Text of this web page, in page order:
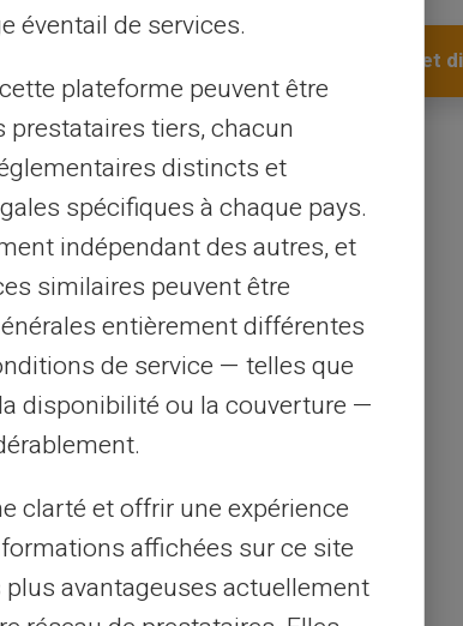
représente un soutien
de 3 millions de familles
Carte prépayée
: 7 stratégies
bancaires prélevés lors d'un
peuvent atteindre 21,04%
Få kortet
éventail de services.
plateforme peuvent être
tiers, chacun
distincts et
spécifiques à chaque pays.
indépendant des autres, et
similaires peuvent être
entièrement différentes
de service — telles que
disponibilité ou la couverture —
clarté et offrir une expérience
affichées sur ce site
avantageuses actuellement